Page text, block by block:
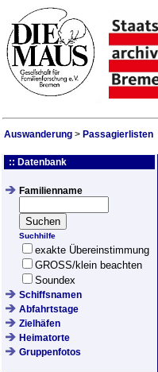
Auswanderung > Passagierlisten
:: Datenbank
Familienname
Suchhilfe
exakte Übereinstimmung
GROSS/klein beachten
Soundex
Schiffsnamen
Abfahrtstage
Zielhäfen
Heimatorte
Gruppenfotos